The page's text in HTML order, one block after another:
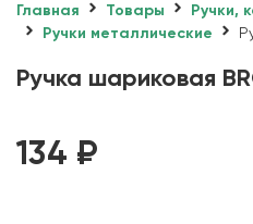
Главная Товары
Ручки,
Ручки металлические
Ручка шариковая
134 ₽